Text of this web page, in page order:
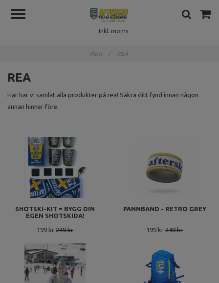
Inkl. moms
Hem / REA
REA
Här har vi samlat alla produkter på rea! Säkra ditt fynd innan någon
annan hinner före.
SHOTSKI-KIT = BYGG DIN
EGEN SHOTSKIDA!
199 kr 249 kr
PANNBAND - RETRO GREY
199 kr 249 kr